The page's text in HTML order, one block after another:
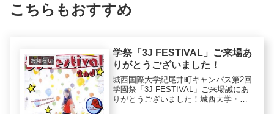
こちらもおすすめ
お知らせ
学祭「3J FESTIVAL」ご来場あ
りがとうございました！
城西国際大学紀尾井町キャンパス第2回
学園祭「3J FESTIVAL」ご来場誠にあ
りがとうございました！城西大学・城